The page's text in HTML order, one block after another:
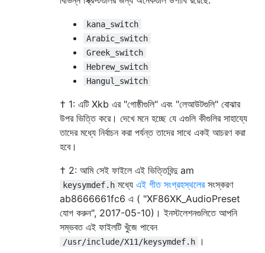
kana_switch
Arabic_switch
Greek_switch
Hebrew_switch
Hangul_switch
† 1: এটি Xkb এর "গোষ্ঠীগুলি" এবং "লেআউটগুলি" বোঝার
উপর ভিত্তি করে। দেখে মনে হচ্ছে যে এগুলি কীগুলির সাহায্যে
তাদের মধ্যে নির্বাচন করা পর্যন্ত তাদের সাথে একই আচরণ করা
হবে।
† 2: আমি সেই ফাইলে এই ভিত্তিবিন্দু am
keysymdef.h মধ্যে এই গীত সংগ্রহস্থলেরসংস্করণ
ab8666661fc6 এ ( "XF86XK_AudioPreset
যোগ করুন", 2017-05-10)। ইনস্টলেশনগুলিতে আপনি
সম্ভবত এই ফাইলটি খুঁজে পাবেন
/usr/include/X11/keysymdef.h
।